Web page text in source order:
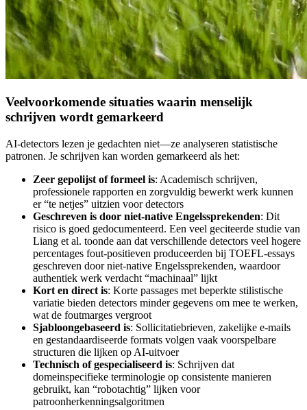
Veelvoorkomende situaties waarin menselijk
schrijven wordt gemarkeerd
AI-detectors lezen je gedachten niet—ze analyseren statistische
patronen. Je schrijven kan worden gemarkeerd als het:
Zeer gepolijst of formeel is: Academisch schrijven,
professionele rapporten en zorgvuldig bewerkt werk kunnen
er “te netjes” uitzien voor detectors
Geschreven is door niet-native Engelssprekenden: Dit
risico is goed gedocumenteerd. Een veel geciteerde studie van
Liang et al. toonde aan dat verschillende detectors veel hogere
percentages fout-positieven produceerden bij TOEFL-essays
geschreven door niet-native Engelssprekenden, waardoor
authentiek werk verdacht “machinaal” lijkt
Kort en direct is: Korte passages met beperkte stilistische
variatie bieden detectors minder gegevens om mee te werken,
wat de foutmarges vergroot
Sjabloongebaseerd is: Sollicitatiebrieven, zakelijke e-mails
en gestandaardiseerde formats volgen vaak voorspelbare
structuren die lijken op AI-uitvoer
Technisch of gespecialiseerd is: Schrijven dat
domeinspecifieke terminologie op consistente manieren
gebruikt, kan “robotachtig” lijken voor
patroonherkenningsalgoritmen